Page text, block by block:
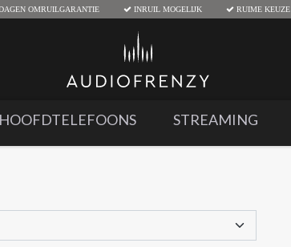
OMRUILGARANTIE INRUIL MOGELIJK RUIME KEUZE
HOOFDTELEFOONS STREAMING